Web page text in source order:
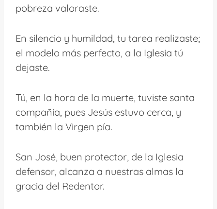
pobreza valoraste.
En silencio y humildad, tu tarea realizaste;
el modelo más perfecto, a la Iglesia tú
dejaste.
Tú, en la hora de la muerte, tuviste santa
compañía, pues Jesús estuvo cerca, y
también la Virgen pía.
San José, buen protector, de la Iglesia
defensor, alcanza a nuestras almas la
gracia del Redentor.